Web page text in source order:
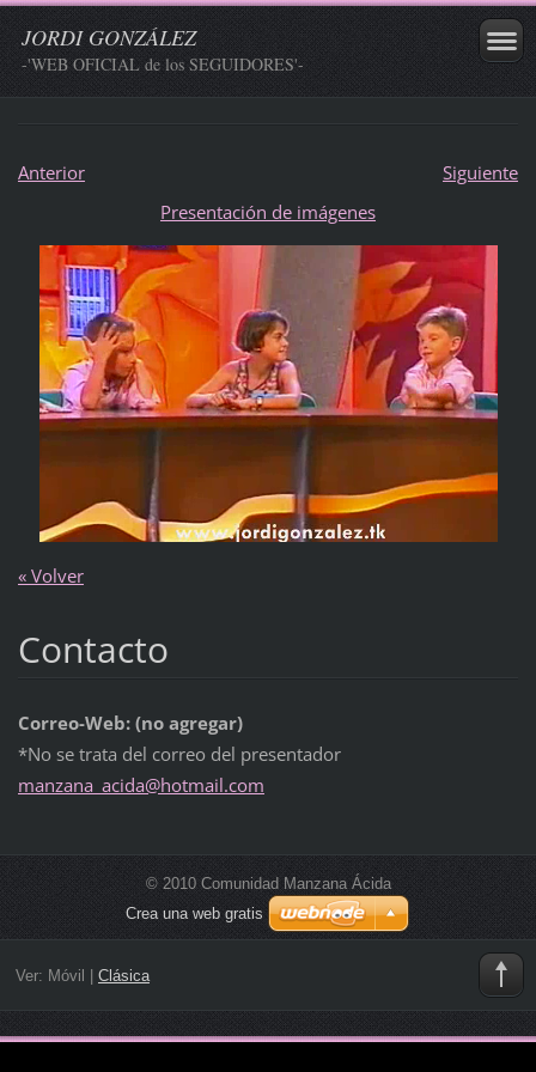
JORDI GONZÁLEZ
-'WEB OFICIAL de los SEGUIDORES'-
Anterior
Siguiente
Presentación de imágenes
« Volver
Contacto
Correo-Web: (no agregar)
*No se trata del correo del presentador
manzana_ acida@hotmail.com
© 2010 Comunidad Manzana Ácida
Crea una web gratis
Ver: Móvil Clásica